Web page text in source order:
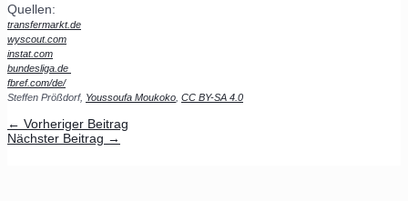
Quellen:
transfermarkt.de
wyscout.com
instat.com
bundesliga.de
fbref.com/de/
Steffen Prößdorf, Youssoufa Moukoko CC BY-SA 4.0
← Vorheriger Beitrag
Nächster Beitrag →